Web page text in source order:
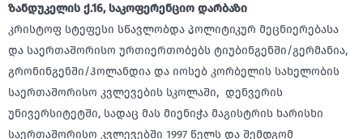
ზანდუკელის ქ.16, საკოფერენციო დარბაზი
კრისტოფ სტეფესი სწავლობდა პოლიტიკურ მეცნიერებასა
და საერთაშორისო ურთიერთობებს ტიუბინგენში/გერმანია,
გრონინგენში/ჰოლანდია და იოსებ კორბელის სახელობის
საერთაშორისო კვლევების სკოლაში, დენვერის
უნივერსიტეტში, სადაც მას მიენიჭა მაგისტრის ხარისხი
საერთაშორისო კვლევებში 1997 წელს და შემდგომ